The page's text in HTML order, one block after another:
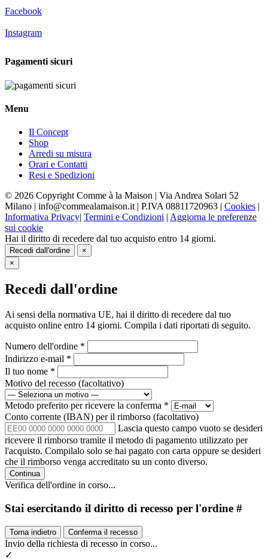
Facebook
Instagram
Pagamenti sicuri
Menu
Il Concept
Shop
Arredi su misura
Orari e Contatti
Resi e Spedizioni
© 2026 Copyright Comme à la Maison | Via Andrea Solari 52
Milano | info@commealamaison.it | P.IVA 08811720963 | Cookies |
Informativa Privacy| Termini e Condizioni | Aggiorna le preferenze
sui cookie
Hai il diritto di recedere dal tuo acquisto entro 14 giorni.
Recedi dall'ordine
×
×
Recedi dall'ordine
Ai sensi della normativa UE, hai il diritto di recedere dal tuo
acquisto online entro 14 giorni. Compila i dati riportati di seguito.
Numero dell'ordine *
Indirizzo e-mail *
Il tuo nome *
Motivo del recesso (facoltativo)
Metodo preferito per ricevere la conferma *
Conto corrente (IBAN) per il rimborso (facoltativo)
Lascia questo campo vuoto se desideri
ricevere il rimborso tramite il metodo di pagamento utilizzato per
l'acquisto. Compilalo solo se hai pagato con carta oppure se desideri
che il rimborso venga accreditato su un conto diverso.
Continua
Verifica dell'ordine in corso...
Stai esercitando il diritto di recesso per l'ordine #
Torna indietro Conferma il recesso
Invio della richiesta di recesso in corso...
✓